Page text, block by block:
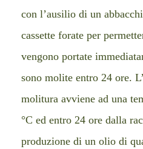
con l’ausilio di un
cassette forate per
vengono portate
sono molite entro 24 ore.
molitura avviene ad una
°C ed entro 24 ore dalla
produzione di un olio di